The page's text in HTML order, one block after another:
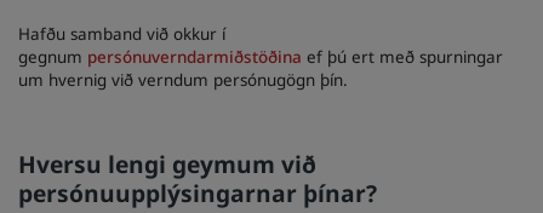
Hafðu samband við okkur í
gegnum persónuverndarmiðstöðina ef þú ert með spurningar
um hvernig við verndum persónugögn þín.
Hversu lengi geymum við
persónuupplýsingarnar þínar?